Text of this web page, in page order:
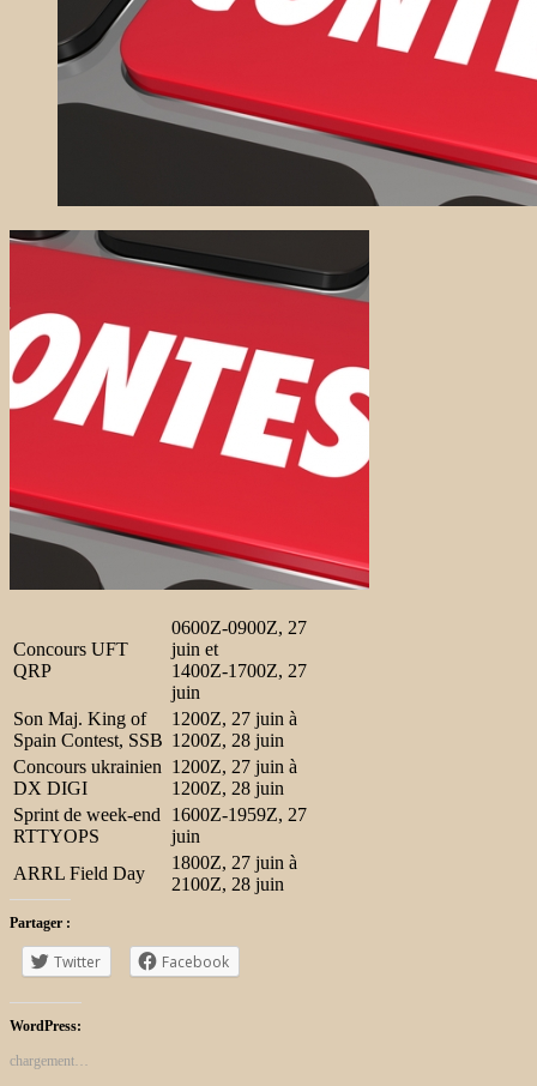
Concours UFT
QRP
0600Z-0900Z, 27
juin et
1400Z-1700Z, 27
juin
Son Maj. King of
Spain Contest, SSB
1200Z, 27 juin à
1200Z, 28 juin
Concours ukrainien
DX DIGI
1200Z, 27 juin à
1200Z, 28 juin
Sprint de week-end
RTTYOPS
1600Z-1959Z, 27
juin
ARRL Field Day
1800Z, 27 juin à
2100Z, 28 juin
Partager :
Twitter Facebook
WordPress:
chargement…